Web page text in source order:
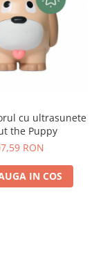
cu ultrasunete
the Puppy
RON
IN COS